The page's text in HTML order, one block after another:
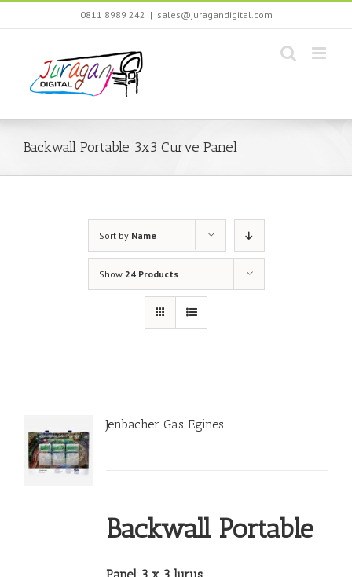
Skip
0811 8989 242 | sales@juragandigital.com
Backwall Portable 3x3 Curve Panel
Sort by Name
Show 24 Products
Jenbacher Gas Egines
Backwall Portable